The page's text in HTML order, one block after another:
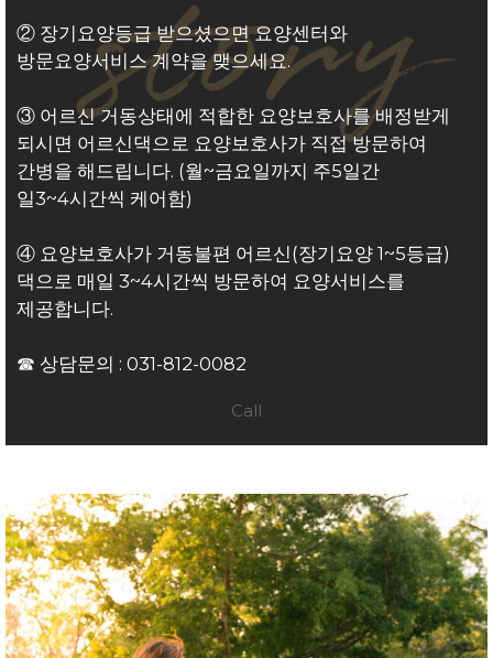
② 장기요양등급 받으셨으면 요양센터와
방문요양서비스 계약을 맺으세요.
③ 어르신 거동상태에 적합한 요양보호사를 배정받게
되시면 어르신댁으로 요양보호사가 직접 방문하여
간병을 해드립니다. (월~금요일까지 주5일간
일3~4시간씩 케어함)
④ 요양보호사가 거동불편 어르신(장기요양 1~5등급)
댁으로 매일 3~4시간씩 방문하여 요양서비스를
제공합니다.
☎ 상담문의 :031-812-0082
Call